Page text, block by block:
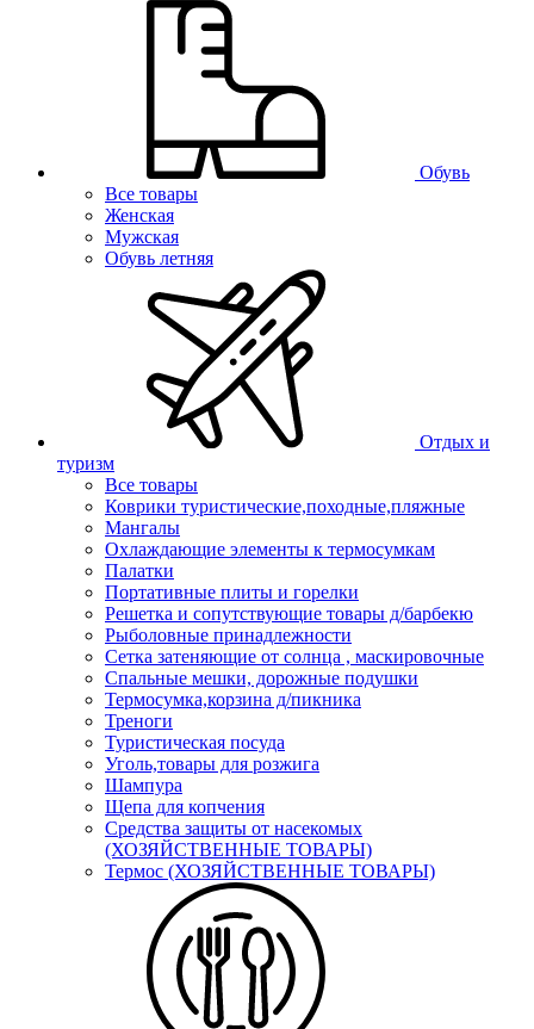
Обувь
Все товары
Женская
Мужская
Обувь летняя
Отдых и
туризм
Все товары
Коврики туристические,походные,пляжные
Мангалы
Охлаждающие элементы к термосумкам
Палатки
Портативные плиты и горелки
Решетка и сопутствующие товары д/барбекю
Рыболовные принадлежности
Сетка затеняющие от солнца , маскировочные
Спальные мешки, дорожные подушки
Термосумка,корзина д/пикника
Треноги
Туристическая посуда
Уголь,товары для розжига
Шампура
Щепа для копчения
Средства защиты от насекомых
(ХОЗЯЙСТВЕННЫЕ ТОВАРЫ)
Термос (ХОЗЯЙСТВЕННЫЕ ТОВАРЫ)